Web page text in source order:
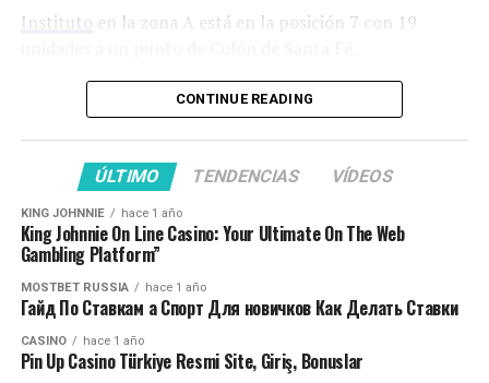
renovó su contrato con
#Belgrano, hasta diciembre
de 2024.
¡Vamos por más,
Franco!#BelgranoVamos
pic.twitter.com/K3kPIwx2F
Q
Instituto en la zona A está en la posición 7 con 19
El técnico que recibió ofertas de Racing Club y del
Sporting Cristal de Perú luego de mantener a Instituto
en Primera confirmó a los medios de prensa luego de la
práctica abierta que seguirá siendo el técnico de la
Federico Bessone para diagramar la pretemporada y
buscar lugar de trabajo.
Dabove no podrá contar en el partido ante el Millonario
distensión.
CONTINUE READING
ÚLTIMO TENDENCIAS VÍDEOS
KING JOHNNIE hace 1 año
King Johnnie On Line Casino: Your Ultimate On The Web
Gambling Platform”
MOSTBET RUSSIA hace 1 año
Гайд По Ставкам а Спорт Для новичков Как Делать Ставки
CASINO hace 1 año
Pin Up Casino Türkiye Resmi Site, Giriş, Bonuslar